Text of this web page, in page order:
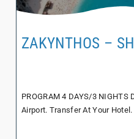
ZAKYNTHOS –
PROGRAM 4 DAYS/3 NIGHTS
Airport. Transfer At Your